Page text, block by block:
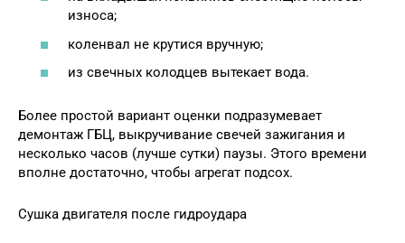
износа;
коленвал не крутися вручную;
из свечных колодцев вытекает вода.
Более простой вариант оценки подразумевает
демонтаж ГБЦ, выкручивание свечей зажигания и
несколько часов (лучше сутки) паузы. Этого времени
вполне достаточно, чтобы агрегат подсох.
Сушка двигателя после гидроудара